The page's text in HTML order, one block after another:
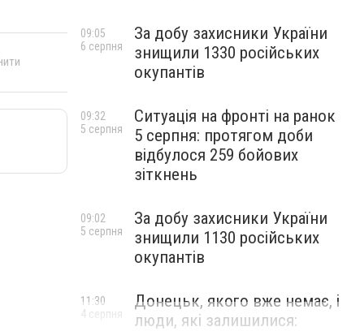
За добу захисники України
знищили 1330 російських
окупантів
09:05
6 серпня
Ситуація на фронті на ранок
5 серпня: протягом доби
відбулося 259 бойових
зіткнень
09:32
5 серпня
За добу захисники України
знищили 1130 російських
окупантів
09:02
5 серпня
Донецьк, якого вже немає, і
люди, які залишилися:
11:30
4 серпня